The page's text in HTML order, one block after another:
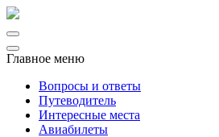
Главное меню
Вопросы и ответы
Путеводитель
Интересные места
Авиабилеты